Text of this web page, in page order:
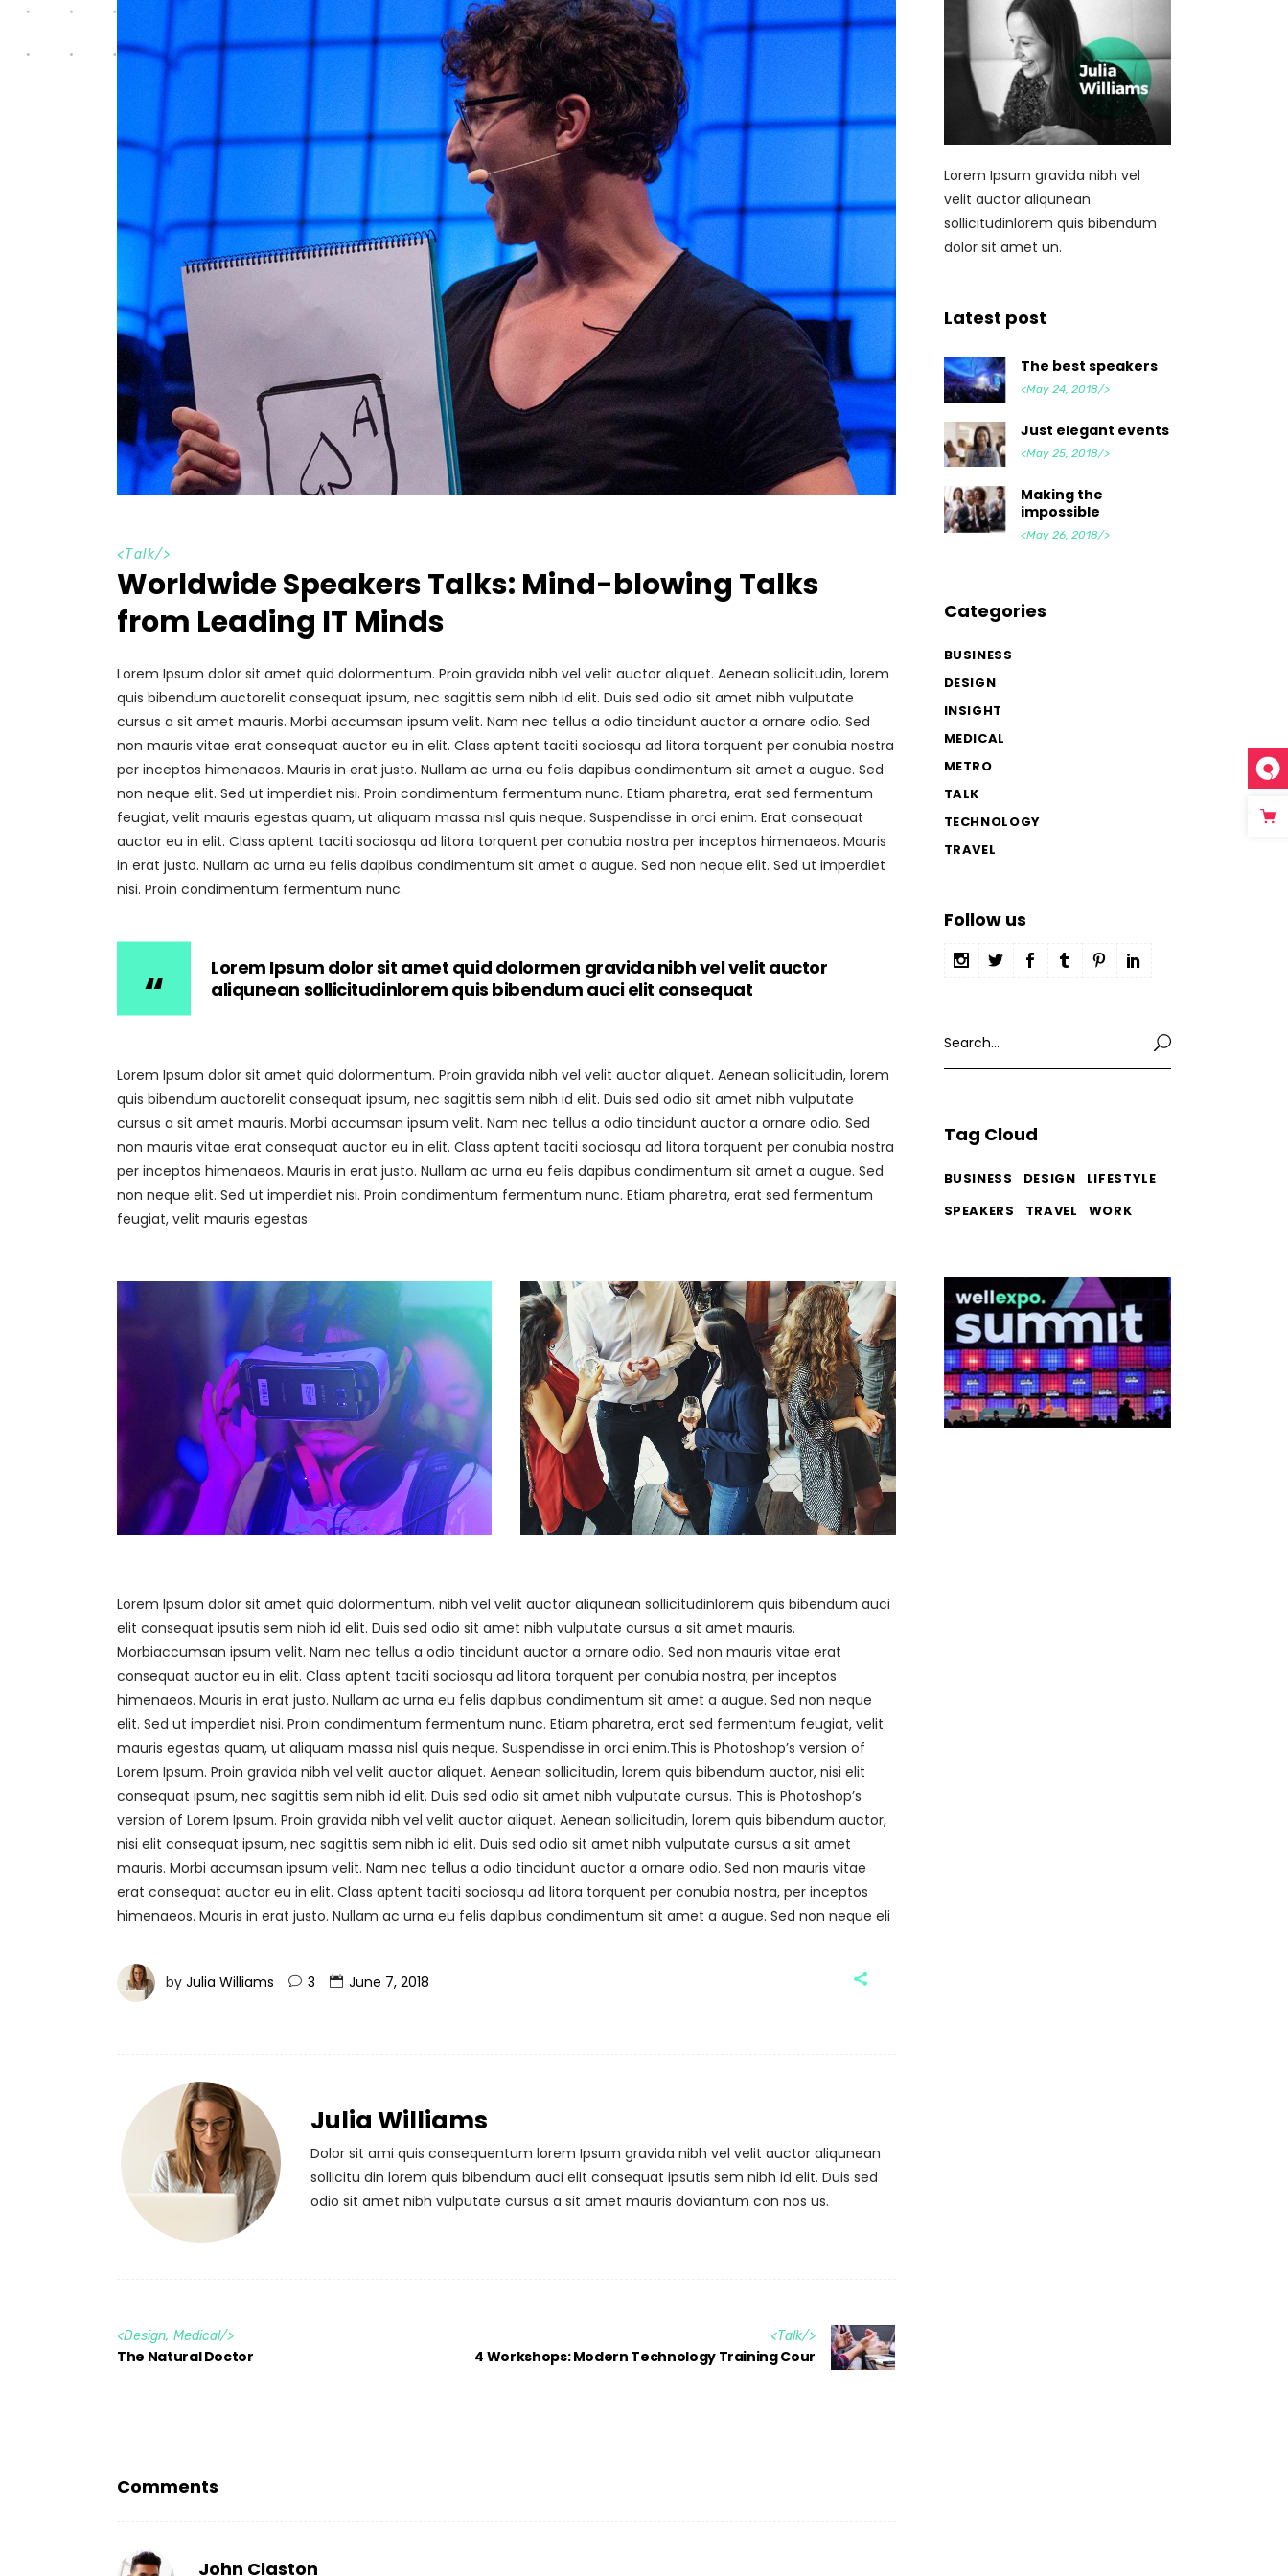
<Talk/>
Worldwide Speakers Talks: Mind-blowing Talks
from Leading IT Minds
Lorem Ipsum dolor sit amet quid dolormentum. Proin gravida nibh vel velit auctor aliquet. Aenean sollicitudin, lorem
quis bibendum auctorelit consequat ipsum, nec sagittis sem nibh id elit. Duis sed odio sit amet nibh vulputate
cursus a sit amet mauris. Morbi accumsan ipsum velit. Nam nec tellus a odio tincidunt auctor a ornare odio. Sed
non mauris vitae erat consequat auctor eu in elit. Class aptent taciti sociosqu ad litora torquent per conubia nostra
per inceptos himenaeos. Mauris in erat justo. Nullam ac urna eu felis dapibus condimentum sit amet a augue. Sed
non neque elit. Sed ut imperdiet nisi. Proin condimentum fermentum nunc. Etiam pharetra, erat sed fermentum
feugiat, velit mauris egestas quam, ut aliquam massa nisl quis neque. Suspendisse in orci enim. Erat consequat
auctor eu in elit. Class aptent taciti sociosqu ad litora torquent per conubia nostra per inceptos himenaeos. Mauris
in erat justo. Nullam ac urna eu felis dapibus condimentum sit amet a augue. Sed non neque elit. Sed ut imperdiet
nisi. Proin condimentum fermentum nunc.
Lorem Ipsum dolor sit amet quid dolormen gravida nibh vel velit auctor
aliqunean sollicitudinlorem quis bibendum auci elit consequat
Lorem Ipsum dolor sit amet quid dolormentum. Proin gravida nibh vel velit auctor aliquet. Aenean sollicitudin, lorem
quis bibendum auctorelit consequat ipsum, nec sagittis sem nibh id elit. Duis sed odio sit amet nibh vulputate
cursus a sit amet mauris. Morbi accumsan ipsum velit. Nam nec tellus a odio tincidunt auctor a ornare odio. Sed
non mauris vitae erat consequat auctor eu in elit. Class aptent taciti sociosqu ad litora torquent per conubia nostra
per inceptos himenaeos. Mauris in erat justo. Nullam ac urna eu felis dapibus condimentum sit amet a augue. Sed
non neque elit. Sed ut imperdiet nisi. Proin condimentum fermentum nunc. Etiam pharetra, erat sed fermentum
feugiat, velit mauris egestas
Lorem Ipsum dolor sit amet quid dolormentum. nibh vel velit auctor aliqunean sollicitudinlorem quis bibendum auci
elit consequat ipsutis sem nibh id elit. Duis sed odio sit amet nibh vulputate cursus a sit amet mauris.
Morbiaccumsan ipsum velit. Nam nec tellus a odio tincidunt auctor a ornare odio. Sed non mauris vitae erat
consequat auctor eu in elit. Class aptent taciti sociosqu ad litora torquent per conubia nostra, per inceptos
himenaeos. Mauris in erat justo. Nullam ac urna eu felis dapibus condimentum sit amet a augue. Sed non neque
elit. Sed ut imperdiet nisi. Proin condimentum fermentum nunc. Etiam pharetra, erat sed fermentum feugiat, velit
mauris egestas quam, ut aliquam massa nisl quis neque. Suspendisse in orci enim.This is Photoshop’s version of
Lorem Ipsum. Proin gravida nibh vel velit auctor aliquet. Aenean sollicitudin, lorem quis bibendum auctor, nisi elit
consequat ipsum, nec sagittis sem nibh id elit. Duis sed odio sit amet nibh vulputate cursus. This is Photoshop’s
version of Lorem Ipsum. Proin gravida nibh vel velit auctor aliquet. Aenean sollicitudin, lorem quis bibendum auctor,
nisi elit consequat ipsum, nec sagittis sem nibh id elit. Duis sed odio sit amet nibh vulputate cursus a sit amet
mauris. Morbi accumsan ipsum velit. Nam nec tellus a odio tincidunt auctor a ornare odio. Sed non mauris vitae
erat consequat auctor eu in elit. Class aptent taciti sociosqu ad litora torquent per conubia nostra, per inceptos
himenaeos. Mauris in erat justo. Nullam ac urna eu felis dapibus condimentum sit amet a augue. Sed non neque eli
by Julia Williams 3 June 7, 2018
Julia Williams
Dolor sit ami quis consequentum lorem Ipsum gravida nibh vel velit auctor aliqunean
sollicitu din lorem quis bibendum auci elit consequat ipsutis sem nibh id elit. Duis sed
odio sit amet nibh vulputate cursus a sit amet mauris doviantum con nos us.
<Design, Medical/>
The Natural Doctor
<Talk/>
4 Workshops: Modern Technology Training Cour
Comments
John Claston
Lorem Ipsum gravida nibh vel
velit auctor aliqunean
sollicitudinlorem quis bibendum
dolor sit amet un.
Latest post
The best speakers
<May 24, 2018/>
Just elegant events
<May 25, 2018/>
Making the
impossible
<May 26, 2018/>
Categories
BUSINESS
DESIGN
INSIGHT
MEDICAL
METRO
TALK
TECHNOLOGY
TRAVEL
Follow us
for:
Tag Cloud
BUSINESS DESIGN
LIFESTYLE
SPEAKERS
TRAVEL WORK